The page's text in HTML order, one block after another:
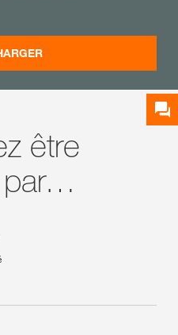
être
par…